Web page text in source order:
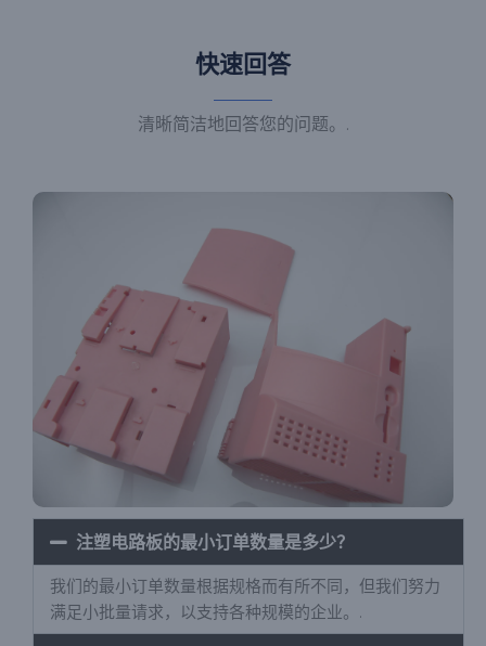
快速回答
清晰简洁地回答您的问题。.
注塑电路板的最小订单数量是多少？
我们的最小订单数量根据规格而有所不同，但我们努力
满足小批量请求，以支持各种规模的企业。.